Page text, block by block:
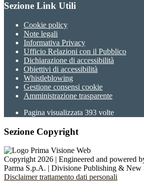
Sezione Link Utili
Cookie policy
Note legali
Informativa Privacy
Ufficio Relazioni con il Pubblico
Dichiarazione di accessibilità
Obiettivi di accessibilità
Whistleblowing
Gestione consensi cookie
Amministrazione trasparente
Pagina visualizzata 393 volte
Sezione Copyright
Copyright 2026 | Engineered and powered
Parma S.p.A. | Divisione Publishing & New
Disclaimer trattamento dati personali